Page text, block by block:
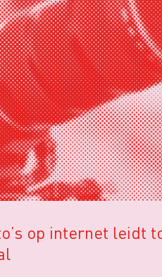
op internet leidt